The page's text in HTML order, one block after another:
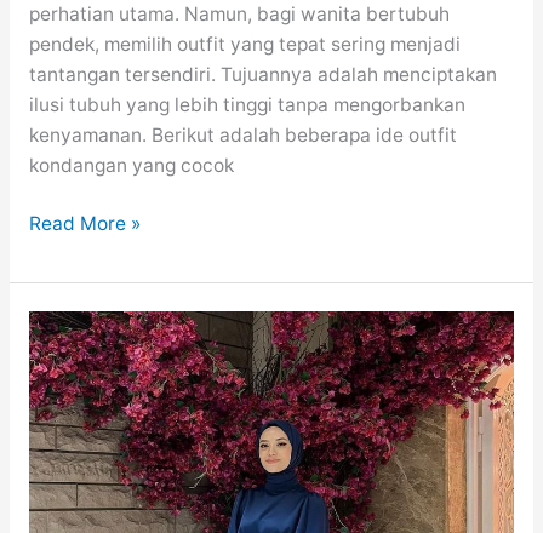
perhatian utama. Namun, bagi wanita bertubuh
pendek, memilih outfit yang tepat sering menjadi
tantangan tersendiri. Tujuannya adalah menciptakan
ilusi tubuh yang lebih tinggi tanpa mengorbankan
kenyamanan. Berikut adalah beberapa ide outfit
kondangan yang cocok
Inspirasi
Kondangan
Wanita
Pendek:
Elegan
dan
Stylish
Read More »